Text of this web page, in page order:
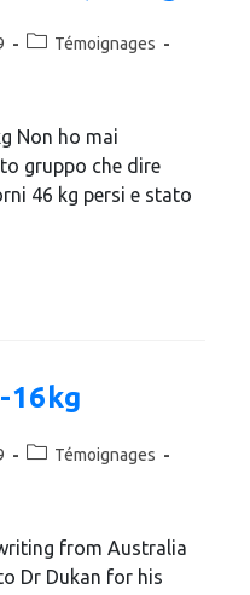
Témoignages
Non ho mai
gruppo che dire
46 kg persi e stato
16kg
Témoignages
from Australia
Dr Dukan for his